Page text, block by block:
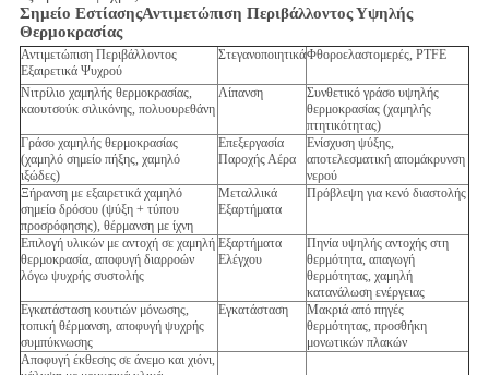
Σημείο ΕστίασηςΑντιμετώπιση Περιβάλλοντος Υψηλής
Θερμοκρασίας
Αντιμετώπιση Περιβάλλοντος
Εξαιρετικά Ψυχρού
ΣτεγανοποιητικάΦθοροελαστομερές, PTFE
Νιτρίλιο χαμηλής θερμοκρασίας,
καουτσούκ σιλικόνης, πολυουρεθάνη
Λίπανση
Συνθετικό γράσο υψηλής
θερμοκρασίας (χαμηλής
πτητικότητας)
Γράσο χαμηλής θερμοκρασίας
(χαμηλό σημείο πήξης, χαμηλό
ιξώδες)
Επεξεργασία
Παροχής Αέρα
Ενίσχυση ψύξης,
αποτελεσματική απομάκρυνση
νερού
Ξήρανση με εξαιρετικά χαμηλό
σημείο δρόσου (ψύξη + τύπου
προσρόφησης), θέρμανση με ίχνη
Μεταλλικά
Εξαρτήματα
Πρόβλεψη για κενό διαστολής
Επιλογή υλικών με αντοχή σε χαμηλή
θερμοκρασία, αποφυγή διαρροών
λόγω ψυχρής συστολής
Εξαρτήματα
Ελέγχου
Πηνία υψηλής αντοχής στη
θερμότητα, απαγωγή
θερμότητας, χαμηλή
κατανάλωση ενέργειας
Εγκατάσταση κουτιών μόνωσης,
τοπική θέρμανση, αποφυγή ψυχρής
συμπύκνωσης
Εγκατάσταση
Μακριά από πηγές
θερμότητας, προσθήκη
μονωτικών πλακών
Αποφυγή έκθεσης σε άνεμο και χιόνι,